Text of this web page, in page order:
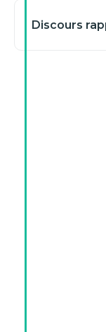
Discours